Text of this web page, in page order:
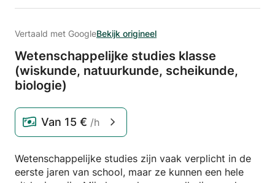
Vertaald met GoogleBekijk origineel
Wetenschappelijke studies klasse
(wiskunde, natuurkunde, scheikunde,
biologie)
Van 15 € /h
Wetenschappelijke studies zijn vaak verplicht in de
eerste jaren van school, maar ze kunnen een hele